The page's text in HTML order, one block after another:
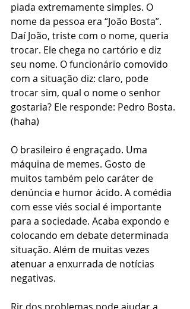
piada extremamente simples. O
nome da pessoa era “João Bosta”.
Daí João, triste com o nome, queria
trocar. Ele chega no cartório e diz
seu nome. O funcionário comovido
com a situação diz: claro, pode
trocar sim, qual o nome o senhor
gostaria? Ele responde: Pedro Bosta.
(haha)
O brasileiro é engraçado. Uma
máquina de memes. Gosto de
muitos também pelo caráter de
denúncia e humor ácido. A comédia
com esse viés social é importante
para a sociedade. Acaba expondo e
colocando em debate determinada
situação. Além de muitas vezes
atenuar a enxurrada de notícias
negativas.